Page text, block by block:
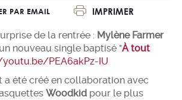
PAR EMAIL IMPRIMER
de la rentrée : Mylène Farmer
nouveau single baptisé "À tout
PEA6akPz-IU
a été créé en collaboration avec
Woodkid pour le plus